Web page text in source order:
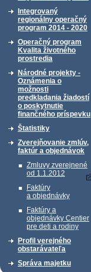
Integrovaný
regionálny operačný
program 2014 - 2020
Operačný program
Kvalita životného
prostredia
Národné projekty -
Oznámenia o
možnosti
predkladania žiadostí
o poskytnutie
finančného príspevku
Štatistiky
Zverejňovanie zmlúv,
faktúr a objednávok
Zmluvy zverejnené
od 1.1.2012
Faktúry
a objednávky
Faktúry a
objednávky Centier
pre deti a rodiny
Profil verejného
obstarávateľa
Správa majetku